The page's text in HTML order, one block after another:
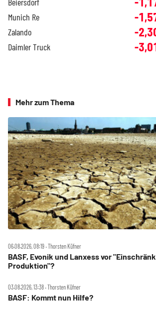
Munich Re -
Zalando -
Daimler Truck -
Mehr zum Thema
06.08.2026, 08:19 ‧ Thorsten Küfner
BASF, Evonik und Lanxess vor
Produktion"?
03.08.2026, 13:38 ‧ Thorsten Küfner
BASF: Kommt nun Hilfe?